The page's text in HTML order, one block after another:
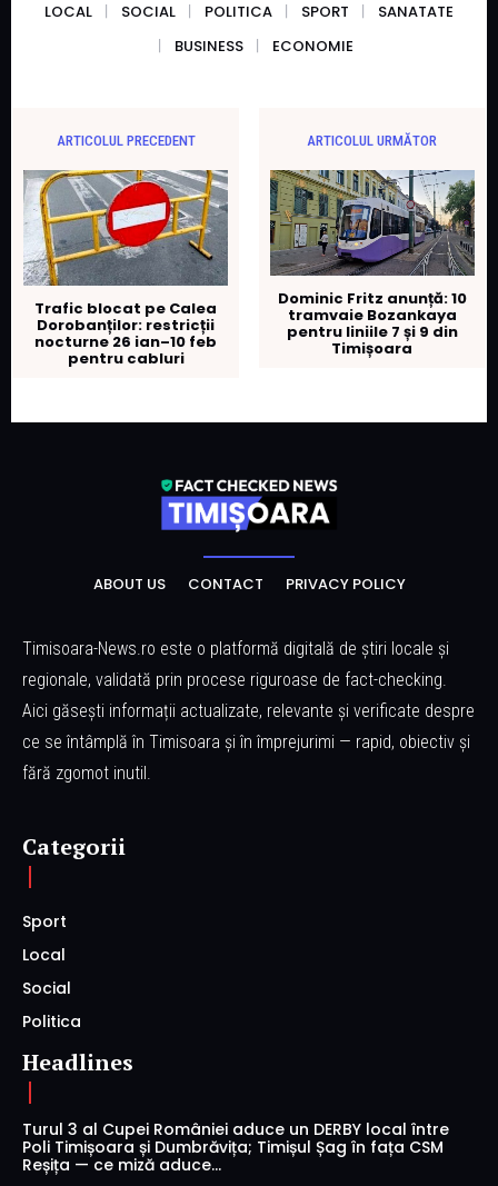
LOCAL SOCIAL POLITICA SPORT
SANATATE
BUSINESS
ECONOMIE
ARTICOLUL PRECEDENT
Trafic blocat pe Calea
Dorobanților: restricții
nocturne 26 ian–10 feb
pentru cabluri
ARTICOLUL URMĂTOR
Dominic Fritz anunță: 10
tramvaie Bozankaya
pentru liniile 7 și 9 din
Timișoara
ABOUT US CONTACT PRIVACY POLICY
Timisoara-News.ro este o platformă digitală de știri locale și
regionale, validată prin procese riguroase de fact-checking.
Aici găsești informații actualizate, relevante și verificate despre
ce se întâmplă în Timisoara și în împrejurimi — rapid, obiectiv și
fără zgomot inutil.
Categorii
Sport
Local
Social
Politica
Headlines
Turul 3 al Cupei României aduce un DERBY local între
Poli Timișoara și Dumbrăvița; Timișul Șag în fața CSM
Reșița — ce miză aduce...